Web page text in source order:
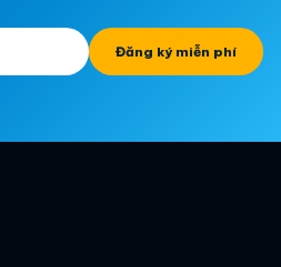
Đăng ký miễn phí